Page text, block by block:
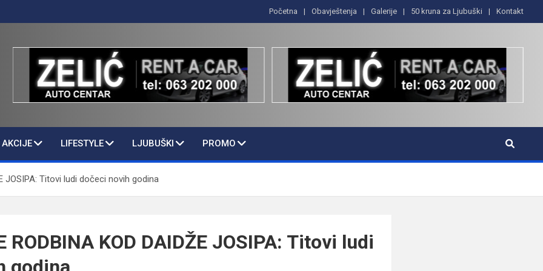
Početna Obavještenja Galerije 50 kruna za Ljubuški Kontakt
LIFESTYLE LJUBUŠKI PROMO
JOSIPA: Titovi ludi dočeci novih godina
RODBINA KOD DAIDŽE JOSIPA: Titovi ludi